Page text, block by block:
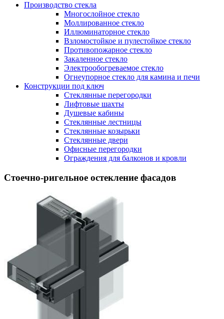
Производство стекла
Многослойное стекло
Моллированное стекло
Иллюминаторное стекло
Взломостойкое и пулестойкое стекло
Противопожарное стекло
Закаленное стекло
Электрообогреваемое стекло
Огнеупорное стекло для камина и печи
Конструкции под ключ
Стеклянные перегородки
Лифтовые шахты
Душевые кабины
Cтеклянные лестницы
Cтеклянные козырьки
Cтеклянные двери
Офисные перегородки
Ограждения для балконов и кровли
Стоечно-ригельное остекление фасадов